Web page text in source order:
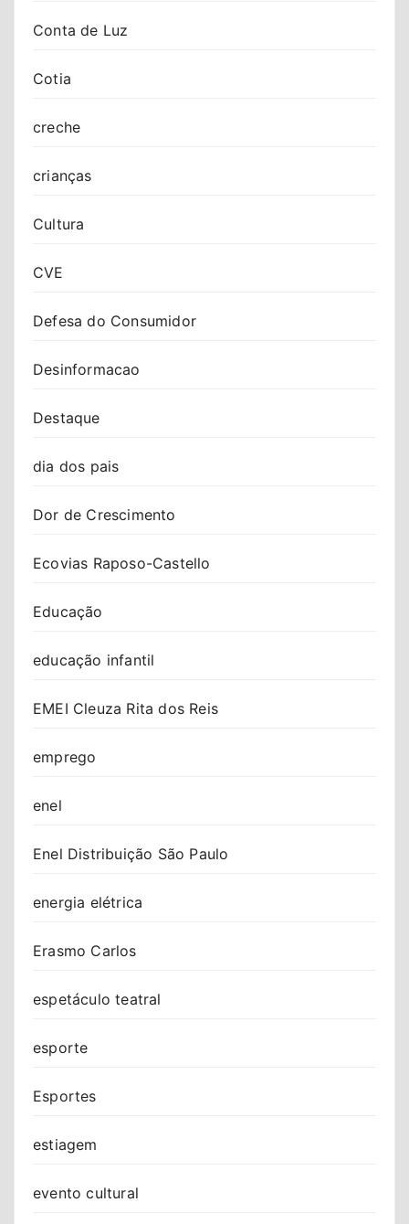
Conta de Luz
Cotia
creche
crianças
Cultura
CVE
Defesa do Consumidor
Desinformacao
Destaque
dia dos pais
Dor de Crescimento
Ecovias Raposo-Castello
Educação
educação infantil
EMEI Cleuza Rita dos Reis
emprego
enel
Enel Distribuição São Paulo
energia elétrica
Erasmo Carlos
espetáculo teatral
esporte
Esportes
estiagem
evento cultural